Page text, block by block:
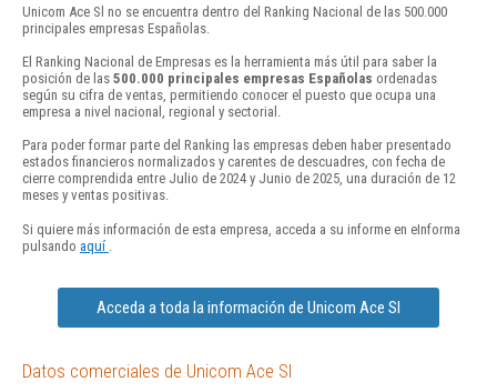
Unicom Ace Sl no se encuentra dentro del Ranking Nacional de las 500.000
principales empresas Españolas.
El Ranking Nacional de Empresas es la herramienta más útil para saber la
posición de las 500.000 principales empresas Españolas ordenadas
según su cifra de ventas, permitiendo conocer el puesto que ocupa una
empresa a nivel nacional, regional y sectorial.
Para poder formar parte del Ranking las empresas deben haber presentado
estados financieros normalizados y carentes de descuadres, con fecha de
cierre comprendida entre Julio de 2024 y Junio de 2025, una duración de 12
meses y ventas positivas.
Si quiere más información de esta empresa, acceda a su informe en eInforma
pulsando aquí
Acceda a toda la información de Unicom Ace Sl
Datos comerciales de Unicom Ace Sl